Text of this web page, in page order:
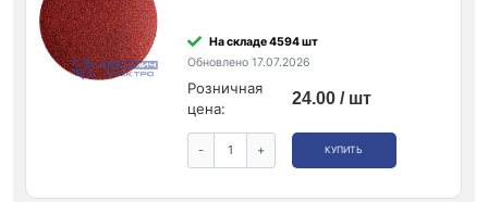
На складе 4594 шт
Обновлено 17.07.2026
Розничная
цена:
24.00 / шт
- + КУПИТЬ